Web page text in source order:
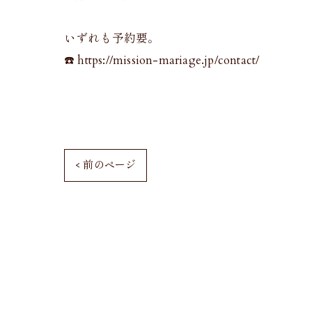
いずれも予約要。
☎️ https://mission-mariage.jp/contact/
< 前のページ